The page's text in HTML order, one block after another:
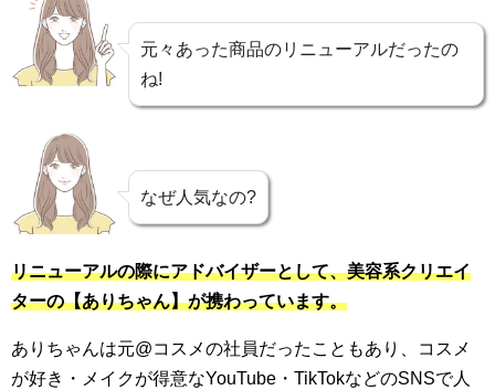
元々あった商品のリニューアルだったの
ね!
なぜ人気なの?
リニューアルの際にアドバイザーとして、美容系クリエイ
ターの【ありちゃん】が携わっています。
ありちゃんは元@コスメの社員だったこともあり、コスメ
が好き・メイクが得意なYouTube・TikTokなどのSNSで人